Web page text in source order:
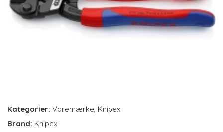
Kategorier: Varemærke Knipex
Brand: Knipex